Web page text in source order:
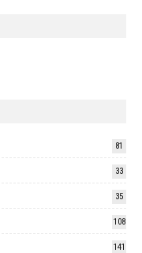
81
33
35
108
141